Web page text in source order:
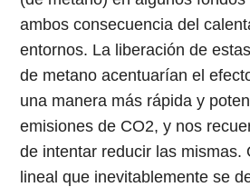
ambos consecuencia del
entornos. La liberación de
de metano acentuarían el
una manera más rápida y
emisiones de CO2, y nos
de intentar reducir las mismas.
lineal que inevitablemente se